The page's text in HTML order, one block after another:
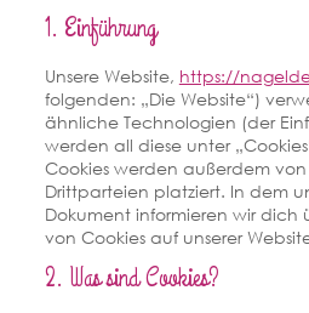
1. Einführung
Unsere Website, https://
folgenden: „Die Website“)
ähnliche Technologien (der
werden all diese unter
Cookies werden außerdem
Drittparteien platziert. In dem
Dokument informieren wir
von Cookies auf unserer
2. Was sind Cookies?